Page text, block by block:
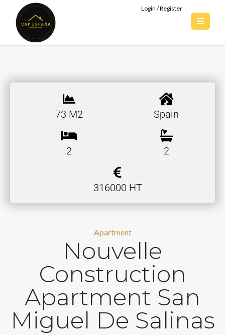
Login / Register
73 M2 Spain
2 2
316000 HT
Apartment
Nouvelle
Construction
Apartment San
Miguel De Salinas